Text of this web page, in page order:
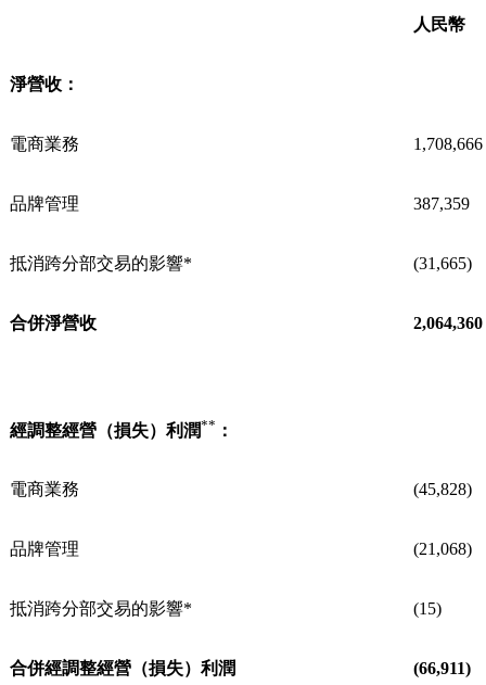
人民幣
淨營收：
電商業務 1,708,666
品牌管理 387,359
抵消跨分部交易的影響* (31,665)
合併淨營收 2,064,360
經調整經營（損失）利潤** ：
電商業務 (45,828)
品牌管理 (21,068)
抵消跨分部交易的影響* (15)
合併經調整經營（損失）利潤 (66,911)